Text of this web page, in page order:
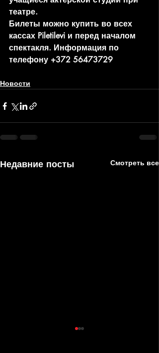
театре.
Билеты можно купить во всех
кассах Piletilevi и перед началом
спектакля. Информация по
телефону +372 56473729
Новости
Недавние посты Смотреть все